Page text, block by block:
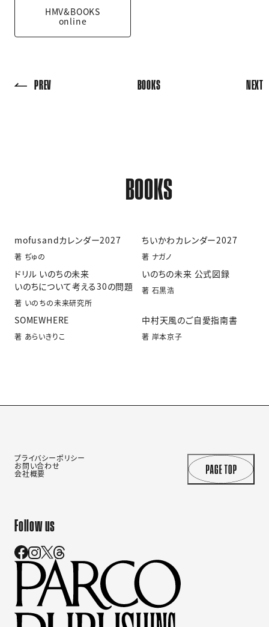
HMV&BOOKS
online
PREV BOOKS NEXT
BOOKS
mofusandカレンダー2027
著 ぢゅの
ちいかわカレンダー2027
著 ナガノ
ドリル いのちの未来
いのちについて考える30の問題
著 いのちの未来研究所
いのちの未来 公式図録
著 石黒浩
SOMEWHERE
著 あらいきりこ
中村天風のご自愛指南書
著 岸本京子
プライバシーポリシー
お問い合わせ
会社概要
Follow us